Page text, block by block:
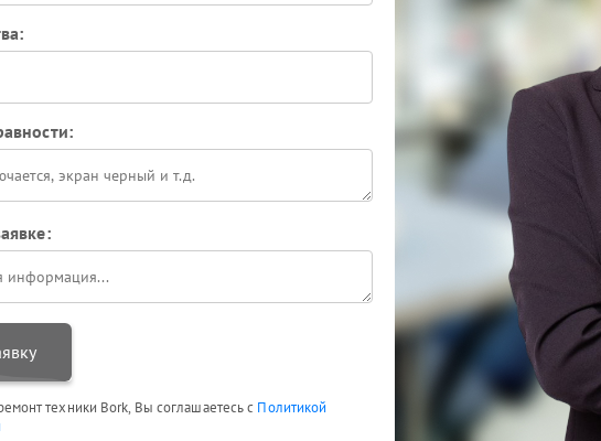
техники Bork, Вы соглашаетесь с Политикой